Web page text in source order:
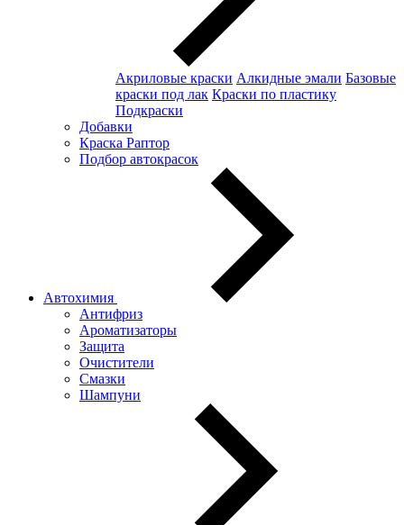
Акриловые краски Алкидные эмали Базовые
краски под лак Краски по пластику
Подкраски
Добавки
Краска Раптор
Подбор автокрасок
Автохимия
Антифриз
Ароматизаторы
Защита
Очистители
Смазки
Шампуни